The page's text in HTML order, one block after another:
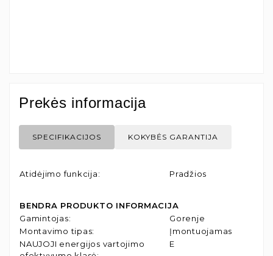
Prekės informacija
SPECIFIKACIJOS KOKYBĖS GARANTIJA
Atidėjimo funkcija: Pradžios
BENDRA PRODUKTO INFORMACIJA
Gamintojas:
Gorenje
Montavimo tipas:
Įmontuojamas
NAUJOJI energijos vartojimo
E